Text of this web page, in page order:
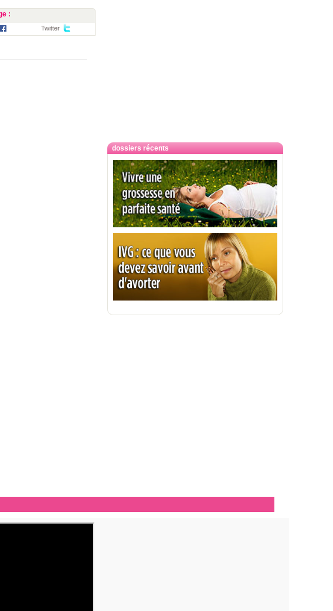
:
Twitter
dossiers récents